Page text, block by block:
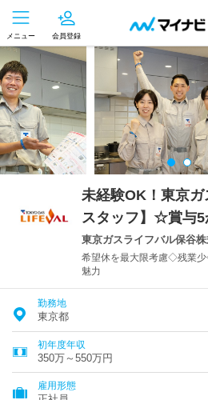
メニュー 会員登録
未経験OK！東京
スタッフ】☆賞与5
東京ガスライフバル保谷
希望休を最大限考慮◇残業
魅力
勤務地
東京都
初年度年収
350万～550万円
雇用形態